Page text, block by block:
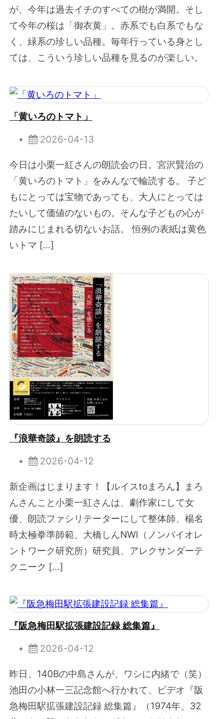
が、今年は過去イチのすべての樹が満開。そし
て今年の桜は「御衣黄」。赤系でも白系でもな
く、緑系の珍しい品種。毎年行っている身とし
ては、こういう珍しい品種を見るのが楽しい。
「黄いろのトマト」
2026-04-13
今日は小栗一紅さんの朗読会の日。宮沢賢治の
「黄いろのトマト」をみんなで輪読する。 子ど
もにとっては宝物であっても、大人にとっては
たいして価値のないもの。そんな子どもの心が
踏みにじまれる切ないお話。 恒例の表紙は黄色
いトマ […]
『浪華奇談』を朗読する
2026-04-12
新企画はじまります！【ルイスtoまろん】まろ
んさんこと小栗一紅さんは、劇作家にして女
優、朗読ファシリテーターにして整体師、楊名
時太極拳準師範、大橋しんNWI（ノンバイオレ
ントワーク研究所）研究員、アレクサンダーテ
クニーク […]
『阪急梅田駅拡張建設記録 総集篇』
2026-04-12
昨日、140Bの中島さんが、ワシに内緒で（笑）
池田の小林一三記念館へ行かれて、ビデオ『阪
急梅田駅拡張建設記録 総集篇』（1974年、32